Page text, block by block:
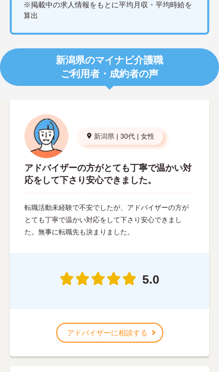
※掲載中の求人情報をもとに平均月収・平均時給を
算出
新潟県のマイナビ介護職
ご利用者・成約者の声
新潟県 | 30代 | 女性
アドバイザーの方がとても丁寧で温かい対
応をして下さり安心できました。
転職活動未経験で不安でしたが、アドバイザーの方が
とても丁寧で温かい対応をして下さり安心できまし
た。無事に転職先も決まりました。
5.0
アドバイザーに相談する